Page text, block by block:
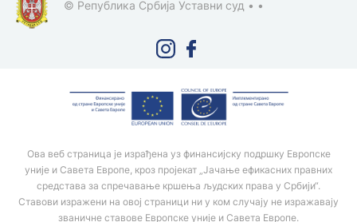
© Република Србија Уставни суд • •
Ова веб страница је израђена уз финансијску подршку Европске
уније и Савета Европе, кроз пројекат „Јачање ефикасних правних
средстава за спречавање кршења људских права у Србији“.
Ставови изражени на овој страници ни у ком случају не изражавају
званичне ставове Европске уније и Савета Европе.